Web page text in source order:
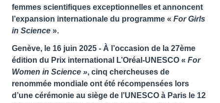
femmes scientifiques exceptionnelles et annoncent
l’expansion internationale du programme « For Girls
in Science ».
Genève, le 16 juin 2025 - À l’occasion de la 27ème
édition du Prix international L’Oréal-UNESCO « For
Women in Science », cinq chercheuses de
renommée mondiale ont été récompensées lors
d’une cérémonie au siège de l’UNESCO à Paris le 12